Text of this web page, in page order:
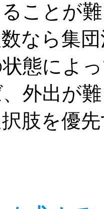
ることが
なら集
態によ
外出が
肢を優